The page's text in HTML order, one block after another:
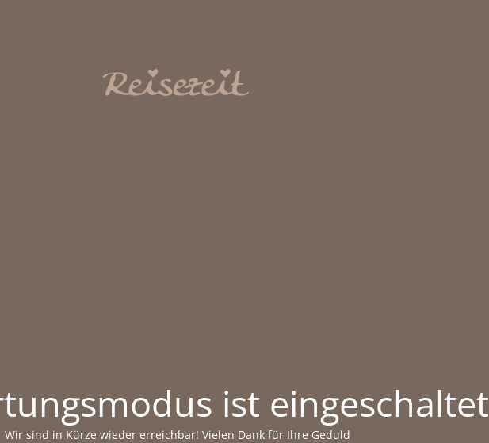
ist eingeschaltet
Wir sind in Kürze wieder erreichbar! Vielen Dank für Ihre Geduld